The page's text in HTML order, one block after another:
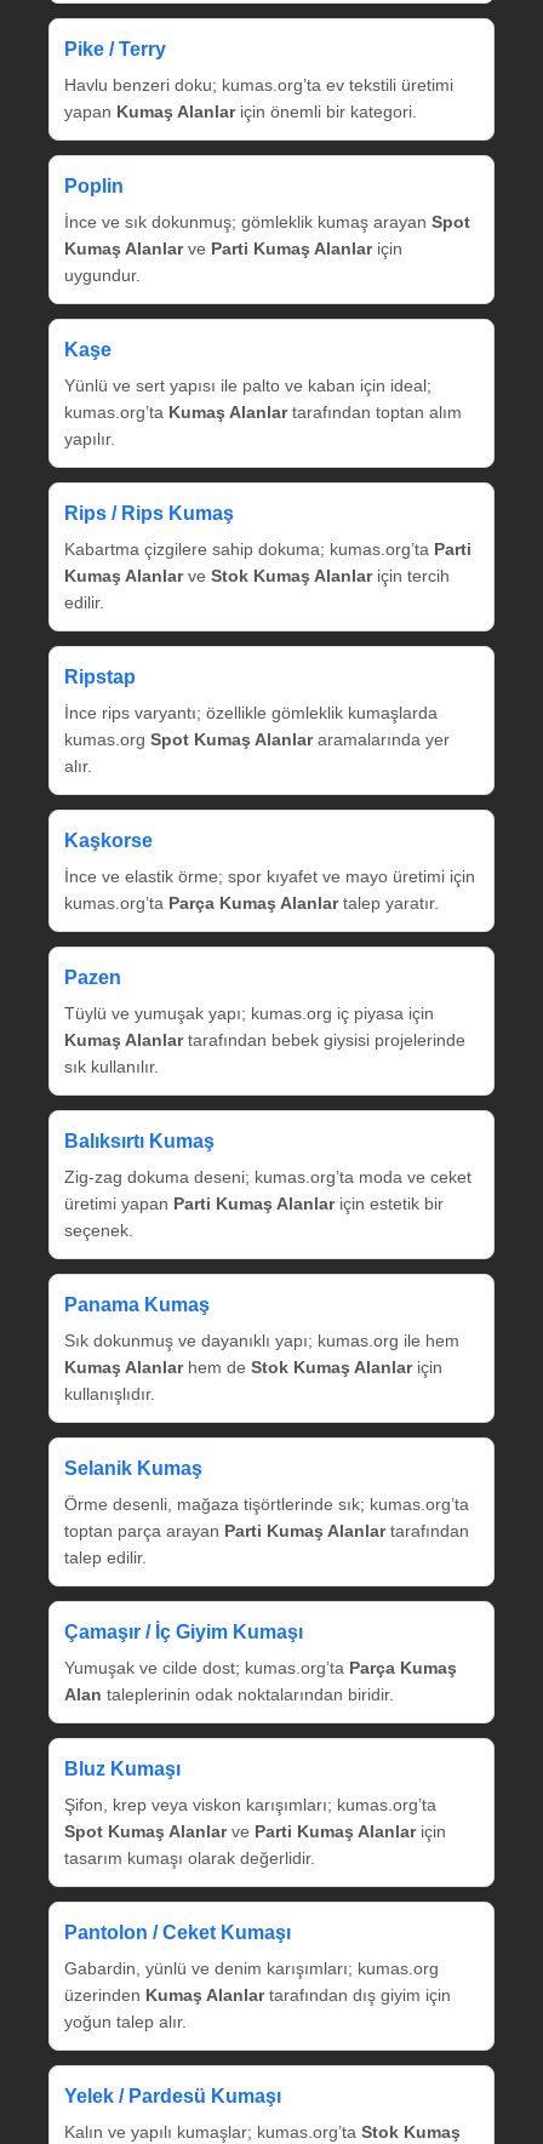
Pike / Terry
Havlu benzeri doku; kumas.org’ta ev tekstili üretimi
yapan Kumaş Alanlariçin önemli bir kategori.
Poplin
İnce ve sık dokunmuş; gömleklik kumaş arayan Spot
Kumaş Alanlarve Parti Kumaş Alanlariçin
uygundur.
Kaşe
Yünlü ve sert yapısı ile palto ve kaban için ideal;
kumas.org’ta Kumaş Alanlartarafından toptan alım
yapılır.
Rips / Rips Kumaş
Kabartma çizgilere sahip dokuma; kumas.org’ta Parti
Kumaş Alanlarve Stok Kumaş Alanlariçin tercih
edilir.
Ripstap
İnce rips varyantı; özellikle gömleklik kumaşlarda
kumas.org Spot Kumaş Alanlararamalarında yer
alır.
Kaşkorse
İnce ve elastik örme; spor kıyafet ve mayo üretimi için
kumas.org’ta Parça Kumaş Alanlartalep yaratır.
Pazen
Tüylü ve yumuşak yapı; kumas.org iç piyasa için
Kumaş Alanlartarafından bebek giysisi projelerinde
sık kullanılır.
Balıksırtı Kumaş
Zig‑zag dokuma deseni; kumas.org’ta moda ve ceket
üretimi yapan Parti Kumaş Alanlariçin estetik bir
seçenek.
Panama Kumaş
Sık dokunmuş ve dayanıklı yapı; kumas.org ile hem
Kumaş Alanlarhem de Stok Kumaş Alanlariçin
kullanışlıdır.
Selanik Kumaş
Örme desenli, mağaza tişörtlerinde sık; kumas.org’ta
toptan parça arayan Parti Kumaş Alanlartarafından
talep edilir.
Çamaşır / İç Giyim Kumaşı
Yumuşak ve cilde dost; kumas.org’ta Parça Kumaş
Alan taleplerinin odak noktalarından biridir.
Bluz Kumaşı
Şifon, krep veya viskon karışımları; kumas.org’ta
Spot Kumaş Alanlarve Parti Kumaş Alanlariçin
tasarım kumaşı olarak değerlidir.
Pantolon / Ceket Kumaşı
Gabardin, yünlü ve denim karışımları; kumas.org
üzerinden Kumaş Alanlartarafından dış giyim için
yoğun talep alır.
Yelek / Pardesü Kumaşı
Kalın ve yapılı kumaşlar; kumas.org’ta Stok Kumaş